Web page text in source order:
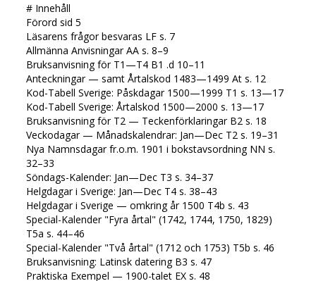
# Innehåll
Förord sid 5
Läsarens frågor besvaras LF s. 7
Allmänna Anvisningar AA s. 8–9
Bruksanvisning för T1—T4 B1 .d 10–11
Anteckningar — samt Årtalskod 1483—1499 At s. 12
Kod-Tabell Sverige: Påskdagar 1500—1999 T1 s. 13—17
Kod-Tabell Sverige: Årtalskod 1500—2000 s. 13—17
Bruksanvisning för T2 — Teckenförklaringar B2 s. 18
Veckodagar — Månadskalendrar: Jan—Dec T2 s. 19–31
Nya Namnsdagar fr.o.m. 1901 i bokstavsordning NN s.
32–33
Söndags-Kalender: Jan—Dec T3 s. 34–37
Helgdagar i Sverige: Jan—Dec T4 s. 38–43
Helgdagar i Sverige — omkring år 1500 T4b s. 43
Special-Kalender "Fyra årtal" (1742, 1744, 1750, 1829)
T5a s. 44–46
Special-Kalender "Två årtal" (1712 och 1753) T5b s. 46
Bruksanvisning: Latinsk datering B3 s. 47
Praktiska Exempel — 1900-talet EX s. 48